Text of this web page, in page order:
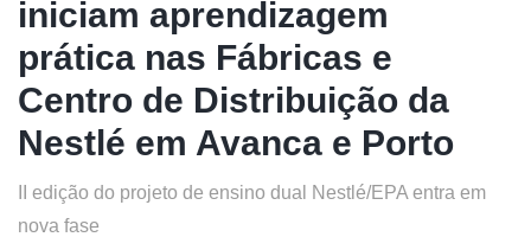
iniciam aprendizagem
prática nas Fábricas e
Centro de Distribuição da
Nestlé em Avanca e Porto
II edição do projeto de ensino dual Nestlé/EPA entra em
nova fase